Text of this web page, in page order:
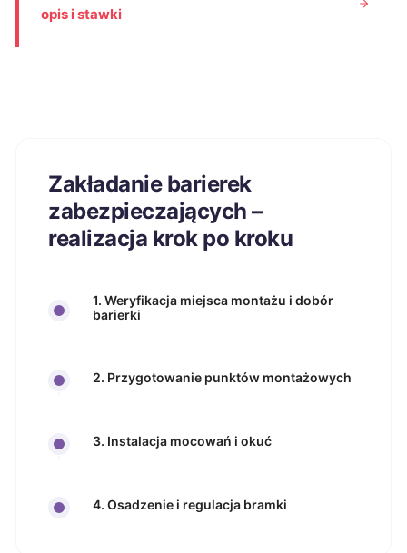
opis i stawki
Zakładanie barierek
zabezpieczających –
realizacja krok po kroku
1. Weryfikacja miejsca montażu i dobór
barierki
2. Przygotowanie punktów montażowych
3. Instalacja mocowań i okuć
4. Osadzenie i regulacja bramki